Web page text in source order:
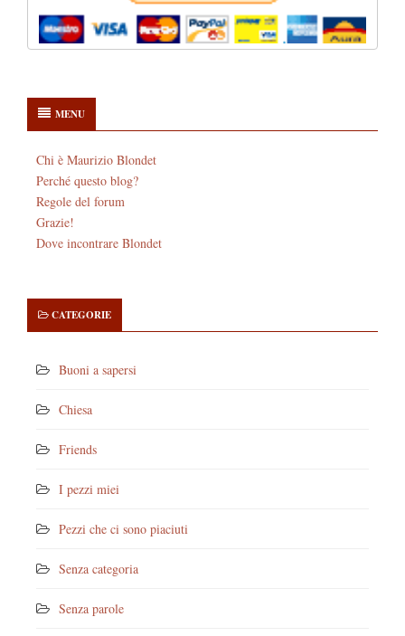
MENU
Chi è Maurizio Blondet
Perché questo blog?
Regole del forum
Grazie!
Dove incontrare Blondet
CATEGORIE
Buoni a sapersi
Chiesa
Friends
I pezzi miei
Pezzi che ci sono piaciuti
Senza categoria
Senza parole